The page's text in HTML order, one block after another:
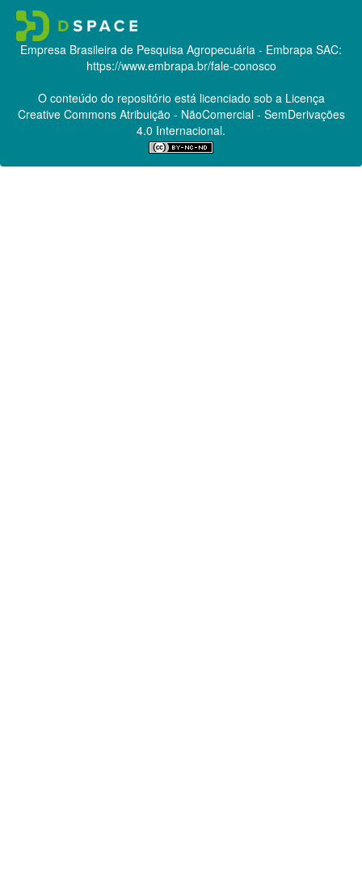
Empresa Brasileira de Pesquisa Agropecuária - Embrapa SAC:
https://www.embrapa.br/fale-conosco
O conteúdo do repositório está licenciado sob a Licença
Creative CommonsAtribuição - NãoComercial - SemDerivações
4.0 Internacional.